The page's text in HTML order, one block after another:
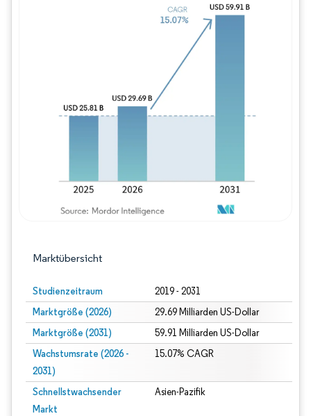
Marktübersicht
Studienzeitraum 2019 - 2031
Marktgröße (2026) 29.69 Milliarden US-Dollar
Marktgröße (2031) 59.91 Milliarden US-Dollar
Wachstumsrate (2026 -
2031)
15.07% CAGR
Schnellstwachsender
Markt
Asien-Pazifik
Bild © Mordor Intelligence.